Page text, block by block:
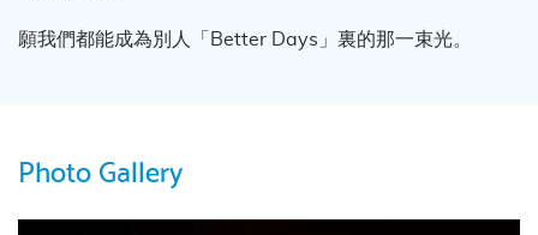
願我們都能成為別人「Better Days」裏的那一束光。
Photo Gallery